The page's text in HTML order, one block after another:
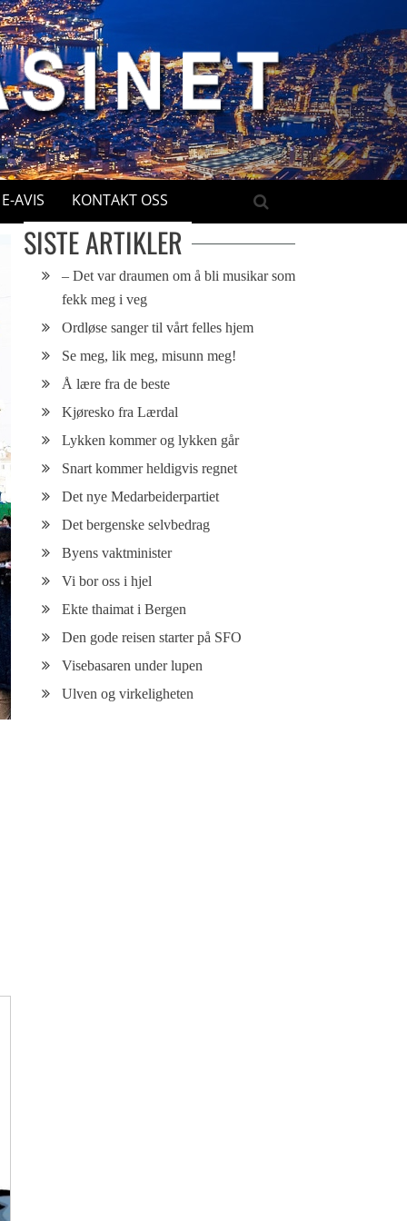
E-AVIS KONTAKT OSS
SISTE ARTIKLER
– Det var draumen om å bli musikar som
fekk meg i veg
Ordløse sanger til vårt felles hjem
Se meg, lik meg, misunn meg!
Å lære fra de beste
Kjøresko fra Lærdal
Lykken kommer og lykken går
Snart kommer heldigvis regnet
Det nye Medarbeiderpartiet
Det bergenske selvbedrag
Byens vaktminister
Vi bor oss i hjel
Ekte thaimat i Bergen
Den gode reisen starter på SFO
Visebasaren under lupen
Ulven og virkeligheten